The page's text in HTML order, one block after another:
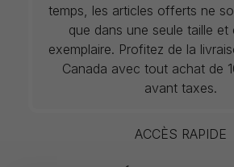
temps, les articles offerts ne
que dans une seule taille et
exemplaire. Profitez de la
Canada avec tout achat de
avant taxes.
ACCÈS RAPIDE